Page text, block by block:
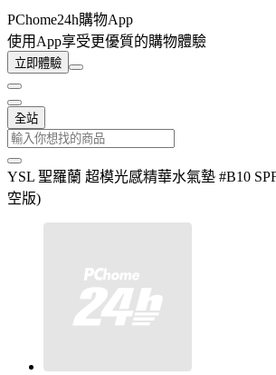
PChome24h購物App
使用App享受更優質的購物體驗
立即體驗
全站
YSL 聖羅蘭 超模光感精華水氣墊 #B10
空版)